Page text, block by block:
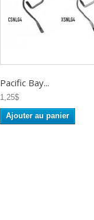
Pacific Bay...
1,25$
Ajouter au panier